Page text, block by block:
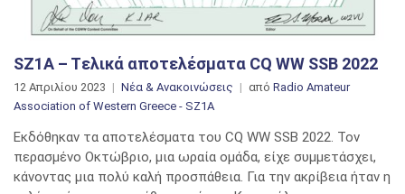
SZ1A – Tελικά αποτελέσματα CQ WW SSB 2022
12 Απριλίου 2023 Νέα & Ανακοινώσεις από Radio Amateur
Association of Western Greece - SZ1A
Εκδόθηκαν τα αποτελέσματα του CQ WW SSB 2022. Τον
περασμένο Οκτώβριο, μια ωραία ομάδα, είχε συμμετάσχει,
κάνοντας μια πολύ καλή προσπάθεια. Για την ακρίβεια ήταν η